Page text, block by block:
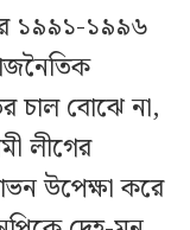
১৯৯১-১৯৯৬
চাল বোঝে না,
লীগের
উপেক্ষা করে